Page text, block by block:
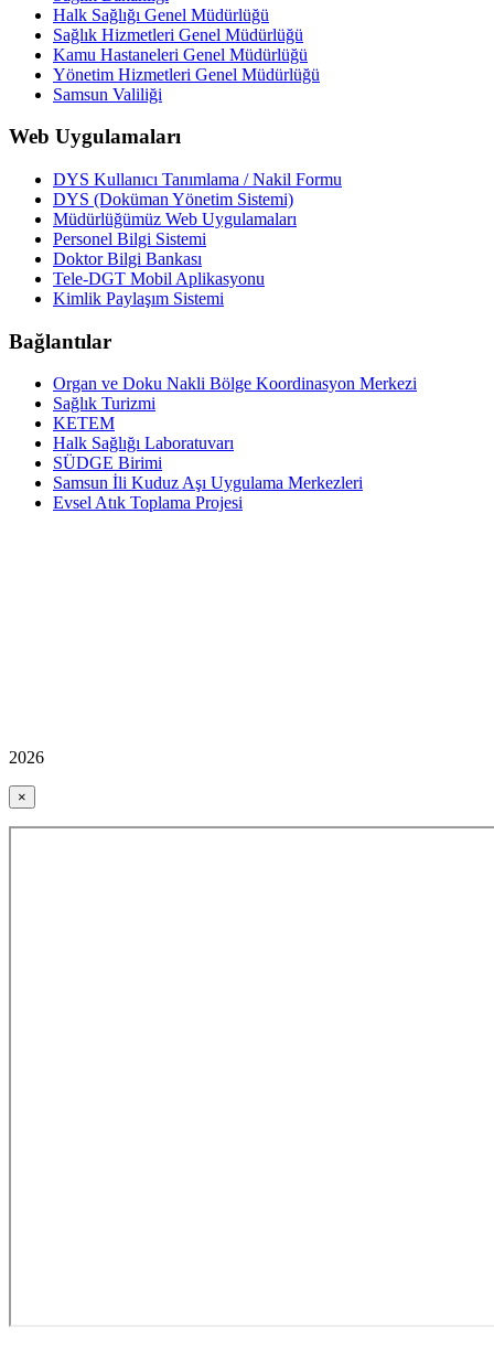
Halk Sağlığı Genel Müdürlüğü
Sağlık Hizmetleri Genel Müdürlüğü
Kamu Hastaneleri Genel Müdürlüğü
Yönetim Hizmetleri Genel Müdürlüğü
Samsun Valiliği
Web Uygulamaları
DYS Kullanıcı Tanımlama / Nakil Formu
DYS (Doküman Yönetim Sistemi)
Müdürlüğümüz Web Uygulamaları
Personel Bilgi Sistemi
Doktor Bilgi Bankası
Tele-DGT Mobil Aplikasyonu
Kimlik Paylaşım Sistemi
Bağlantılar
Organ ve Doku Nakli Bölge Koordinasyon Merkezi
Sağlık Turizmi
KETEM
Halk Sağlığı Laboratuvarı
SÜDGE Birimi
Samsun İli Kuduz Aşı Uygulama Merkezleri
Evsel Atık Toplama Projesi
2026
×